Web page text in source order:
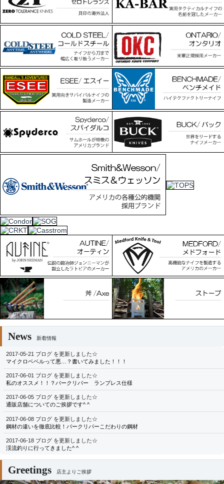
News 新着情報
2017-05-21 ブログ を更新しました☆
マイクロベベルって悪…？書いてみました！！！
2017-06-01 ブログ を更新しました☆
私のオススメ！！？バークリバー ランプレス仕様
2017-06-05 ブログ を更新しました☆
通販店舗についてのご挨拶です^ ^
2017-06-08 ブログ を更新しました☆
鋼材の違いを徹底比較！バークリバーこだわりの鋼材
2017-06-18 ブログ を更新しました☆
渓流釣りに行ってきました^ ^
Greetings 店主よりご挨拶